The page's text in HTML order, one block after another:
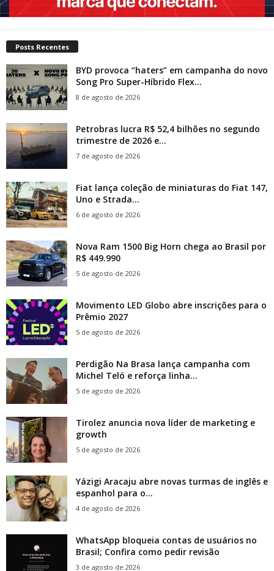
Posts Recentes
BYD provoca “haters” em campanha do novo
Song Pro Super-Híbrido Flex...
8 de agosto de 2026
Petrobras lucra R$ 52,4 bilhões no segundo
trimestre de 2026 e...
7 de agosto de 2026
Fiat lança coleção de miniaturas do Fiat 147,
Uno e Strada...
6 de agosto de 2026
Nova Ram 1500 Big Horn chega ao Brasil por
R$ 449.990
5 de agosto de 2026
Movimento LED Globo abre inscrições para o
Prêmio 2027
5 de agosto de 2026
Perdigão Na Brasa lança campanha com
Michel Teló e reforça linha...
5 de agosto de 2026
Tirolez anuncia nova líder de marketing e
growth
5 de agosto de 2026
Yázigi Aracaju abre novas turmas de inglês e
espanhol para o...
4 de agosto de 2026
WhatsApp bloqueia contas de usuários no
Brasil; Confira como pedir revisão
3 de agosto de 2026